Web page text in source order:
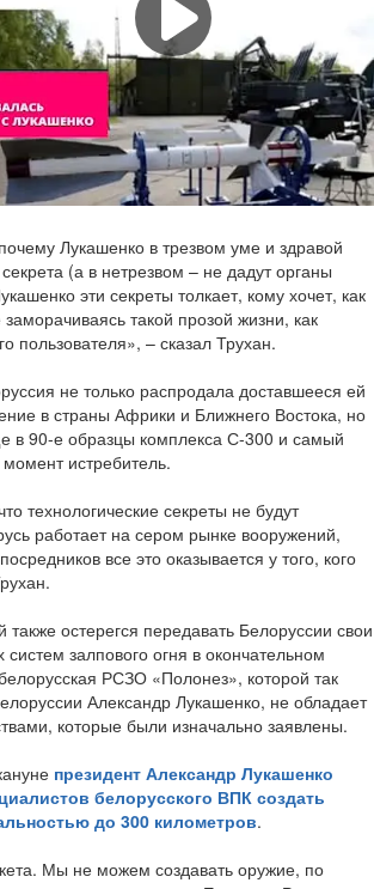
Лукашенко в трезвом уме и здравой
(а в нетрезвом – не дадут органы
эти секреты толкает, кому хочет, как
такой прозой жизни, как
пользователя», – сказал Трухан.
не только распродала доставшееся ей
в страны Африки и Ближнего Востока, но
90-е образцы комплекса С-300 и самый
истребитель.
технологические секреты не будут
работает на сером рынке вооружений,
все это оказывается у того, кого
также остерегся передавать Белоруссии свои
систем залпового огня в окончательном
РСЗО «Полонез», которой так
Александр Лукашенко, не обладает
которые были изначально заявлены.
президент Александр Лукашенко
белорусского ВПК создать
до 300 километров.
Мы не можем создавать оружие, по